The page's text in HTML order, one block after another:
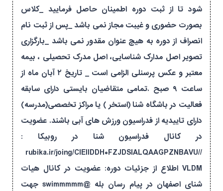
شود تا از ثبت دوره اطمینان حاصل فرمایید _کلاس
بصورت حضوری و غیبت مجاز نمی باشد _پس از ثبت نام
انصراف از دوره به هیچ عنوان مقدور نمی باشد _بارگزاری
تصویر اصل مدارک شناسایی، اصل مدرک تحصیلی ، بیمه
معتبر و عکس پرسنلی الزامی است _ تاریخ ۲ آبان ماه از
ساعت ۹ صبح .تمامی متقاضیان بایستی دارای سابقه
فعالیت در باشگاه شنا (استخر ) یا مراکز تخصصی(مدرسه)
دارای تاییدیه از فدراسیون ورزش های آبی باشند. عضویت
در کانال فدراسیون شنا در روبیکا :
//rubika.ir/joing/CIEIIDDH۰FZJDSIALQAAGPZNBAVU
VLDM اطلاع از جزئیات دوره: عضویت در کانال هیات
شنای اصفهان در پیام رسان بله @swimmmmm جهت